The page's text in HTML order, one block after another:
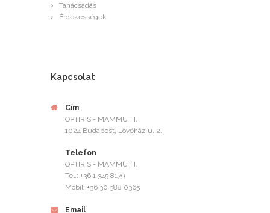
Tanácsadás
Érdekességek
Kapcsolat
Cím
OPTIRIS - MAMMUT I.
1024 Budapest, Lövőház u. 2.
Telefon
OPTIRIS - MAMMUT I.
Tel.: +36 1 345 8179
Mobil: +36 30 388 0365
Email